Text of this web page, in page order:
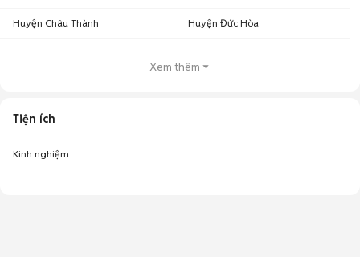
Huyện Châu Thành Huyện Đức Hòa
Xem thêm
Tiện ích
Kinh nghiệm